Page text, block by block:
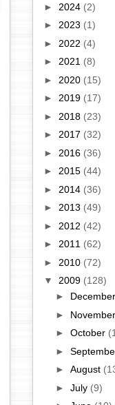
► 2024 (2)
► 2023 (1)
► 2022 (4)
► 2021 (8)
► 2020 (15)
► 2019 (17)
► 2018 (23)
► 2017 (32)
► 2016 (36)
► 2015 (44)
► 2014 (36)
► 2013 (49)
► 2012 (42)
► 2011 (62)
► 2010 (72)
▼ 2009 (128)
► December
► November
► October
►
► August
► July (9)